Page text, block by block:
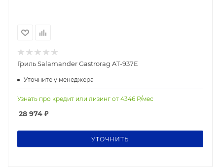
Гриль Salamander Gastrorag AT-937E
Уточните у менеджера
Узнать про кредит или лизинг от 4346 Р/мес
28 974 ₽
УТОЧНИТЬ